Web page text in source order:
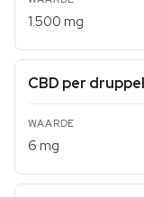
1.500 mg
CBD per druppel
6 mg